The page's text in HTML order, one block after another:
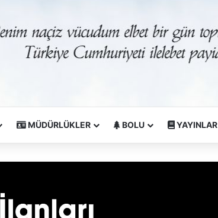
MÜDÜRLÜKLER BOLU YAYINLAR